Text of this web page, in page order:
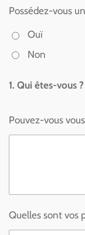
Possédez-vous
Ouï
Non
1. Qui êtes-vous ?
Pouvez-vous
Quelles sont vos